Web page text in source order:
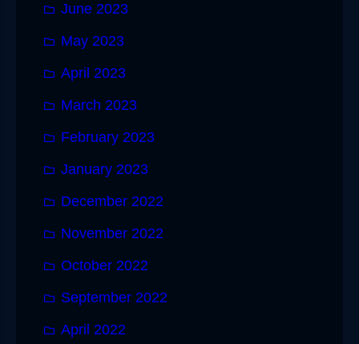
June 2023
May 2023
April 2023
March 2023
February 2023
January 2023
December 2022
November 2022
October 2022
September 2022
April 2022